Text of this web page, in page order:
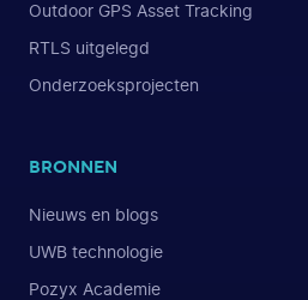
Outdoor GPS Asset Tracking
RTLS uitgelegd
Onderzoeksprojecten
BRONNEN
Nieuws en blogs
UWB technologie
Pozyx Academie